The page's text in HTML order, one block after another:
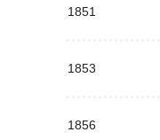
1851
1853
1856